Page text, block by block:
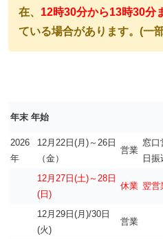
在、 12時30分から13時30分
ている場合があります。(一
年末 年始
2026
年
12月22日(月)～26日
（金）
営業
窓口
日振
12月27日(土)～28日
(日)
休業 翌営
12月29日(月)/30日
(火)
営業